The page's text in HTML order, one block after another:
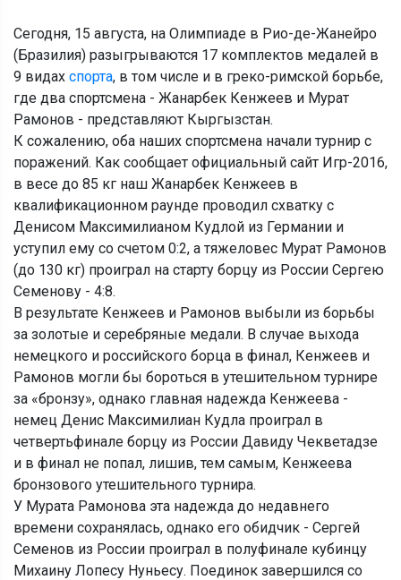
Сегодня, 15 августа, на Олимпиаде в Рио-де-Жанейро
(Бразилия) разыгрываются 17 комплектов медалей в
9 видах спорта, в том числе и в греко-римской борьбе,
где два спортсмена - Жанарбек Кенжеев и Мурат
Рамонов - представляют Кыргызстан.
К сожалению, оба наших спортсмена начали турнир с
поражений. Как сообщает официальный сайт Игр-2016,
в весе до 85 кг наш Жанарбек Кенжеев в
квалификационном раунде проводил схватку с
Денисом Максимилианом Кудлой из Германии и
уступил ему со счетом 0:2, а тяжеловес Мурат Рамонов
(до 130 кг) проиграл на старту борцу из России Сергею
Семенову - 4:8.
В результате Кенжеев и Рамонов выбыли из борьбы
за золотые и серебряные медали. В случае выхода
немецкого и российского борца в финал, Кенжеев и
Рамонов могли бы бороться в утешительном турнире
за «бронзу», однако главная надежда Кенжеева -
немец Денис Максимилиан Кудла проиграл в
четвертьфинале борцу из России Давиду Чекветадзе
и в финал не попал, лишив, тем самым, Кенжеева
бронзового утешительного турнира.
У Мурата Рамонова эта надежда до недавнего
времени сохранялась, однако его обидчик - Сергей
Семенов из России проиграл в полуфинале кубинцу
Михаину Лопесу Нуньесу. Поединок завершился со